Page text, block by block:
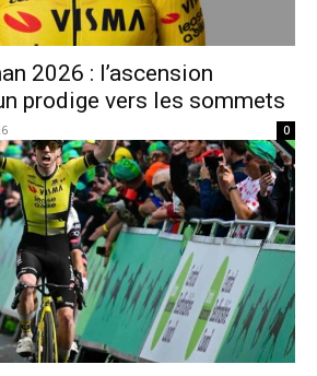
2026 : l’ascension
prodige vers les sommets
0